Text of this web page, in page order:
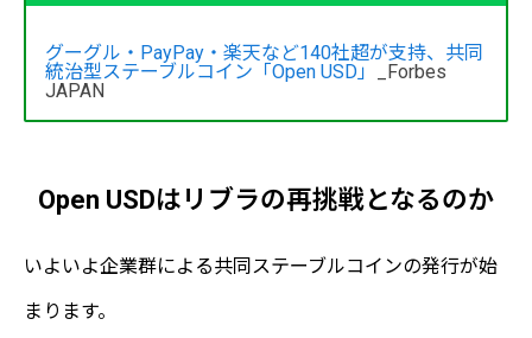
グーグル・PayPay・楽天など140社超が支持、共同
統治型ステーブルコイン「Open USD」
_Forbes
JAPAN
Open USDはリブラの再挑戦となるのか
いよいよ企業群による共同ステーブルコインの発行が始
まります。